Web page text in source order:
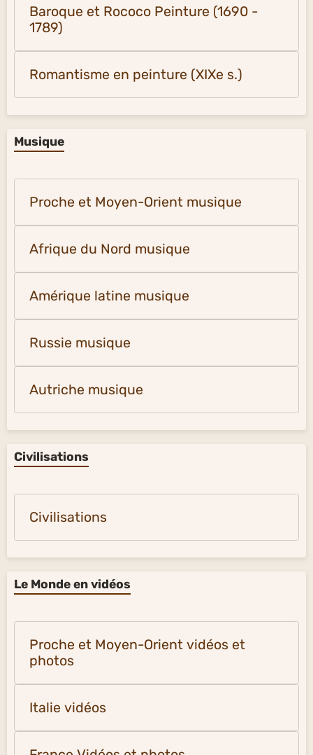
Baroque et Rococo Peinture (1690 -
1789)
Romantisme en peinture (XIXe s.)
Musique
Proche et Moyen-Orient musique
Afrique du Nord musique
Amérique latine musique
Russie musique
Autriche musique
Civilisations
Civilisations
Le Monde en vidéos
Proche et Moyen-Orient vidéos et
photos
Italie vidéos